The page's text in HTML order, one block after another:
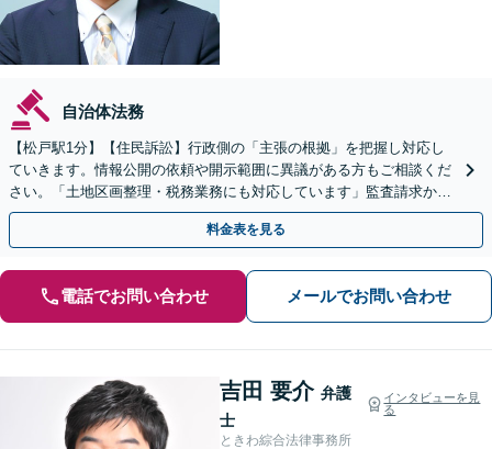
自治体法務
【松戸駅1分】【住民訴訟】行政側の「主張の根拠」を把握し対応し
ていきます。情報公開の依頼や開示範囲に異議がある方もご相談くだ
さい。「土地区画整理・税務業務にも対応しています」監査請求から
訴訟までお任せください。
料金表を見る
電話でお問い合わせ メールでお問い合わせ
吉田 要介 弁護
士
インタビューを見
る
ときわ綜合法律事務所